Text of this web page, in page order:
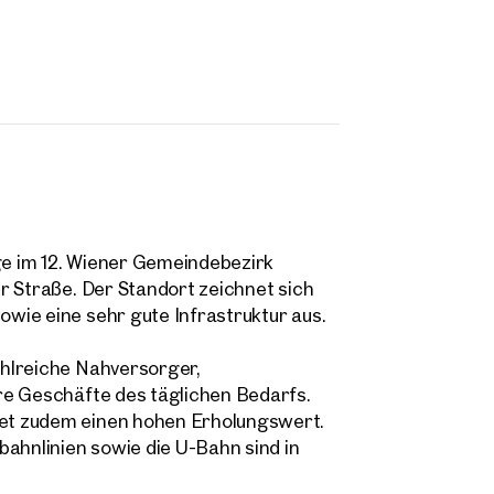
12. Wiener Gemeindebezirk
Straße. Der Standort zeichnet sich
eine sehr gute Infrastruktur aus.
Nahversorger,
Geschäfte des täglichen Bedarfs.
zudem einen hohen Erholungswert.
sowie die U-Bahn sind inMagdalena Lemut, BSc (WU)